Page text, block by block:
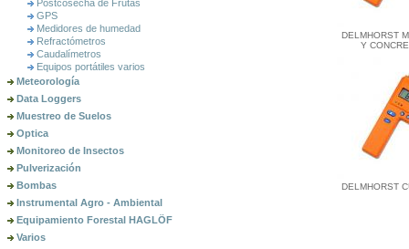
Postcosecha de Frutas
GPS
Medidores de humedad
Refractómetros
Caudalímetros
Equipos portátiles varios
Meteorología
Data Loggers
Muestreo de Suelos
Optica
Monitoreo de Insectos
Pulverización
Bombas
Instrumental Agro - Ambiental
Equipamiento Forestal HAGLÖF
Varios
DELMHORST
Y
DELMHORST